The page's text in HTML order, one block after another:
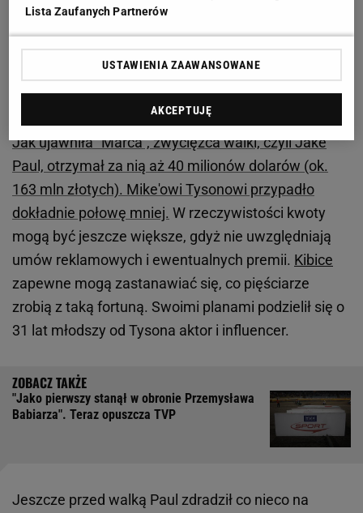
odpowiada dziennikarzom
Potężna kasa dla Paula i Tysona. Tyle zarobili
Jak ujawniła "Marca", zwycięzca walki, czyli Jake
Paul, otrzymał za nią aż 40 milionów dolarów (ok.
163 mln złotych). Mike'owi Tysonowi przypadło
dokładnie połowę mniej. W rzeczywistości kwoty
mogą być jeszcze większe, gdyż nie uwzględniają
umów reklamowych i ewentualnych premii. Kibice
zapewne mogą zastanawiać się, co pięściarze
zrobią z taką fortuną. Swoimi planami podzielił się o
31 lat młodszy od Tysona aktor i influencer.
"Jako pierwszy stanął w obronie Przemysława
Babiarza". Teraz opuszcza TVP
Jeszcze przed walką Paul zdradził co nieco na
Lista Zaufanych Partnerów
USTAWIENIA ZAAWANSOWANE
AKCEPTUJĘ